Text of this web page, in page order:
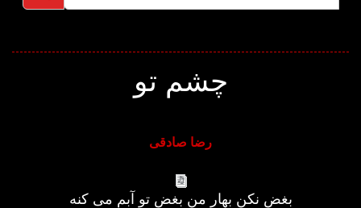
چشم تو
رضا صادقی
بغض نکن بهار من بغض تو آبم می کنه